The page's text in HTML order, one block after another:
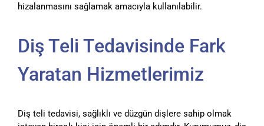
hizalanmasını sağlamak amacıyla kullanılabilir.
Diş Teli Tedavisinde Fark
Yaratan Hizmetlerimiz
Diş teli tedavisi, sağlıklı ve düzgün dişlere sahip olmak